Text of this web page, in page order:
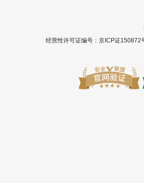
经营性许可证编号：京ICP证150872